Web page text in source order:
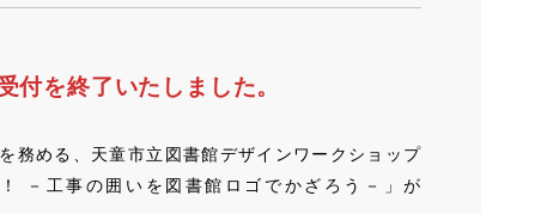
付を終了いたしました。
務める、天童市立図書館デザインワークショップ
－工事の囲いを図書館ロゴでかざろう－」が